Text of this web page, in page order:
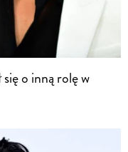
o inną rolę w